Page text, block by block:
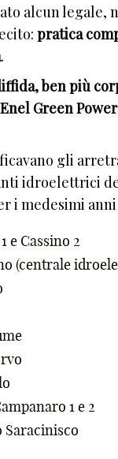
alcun legale,
pratica
.
ben più
Green
gli
idroelettrici
i medesimi anni
e Cassino 2
(centrale
1 e 2
Saracinisco